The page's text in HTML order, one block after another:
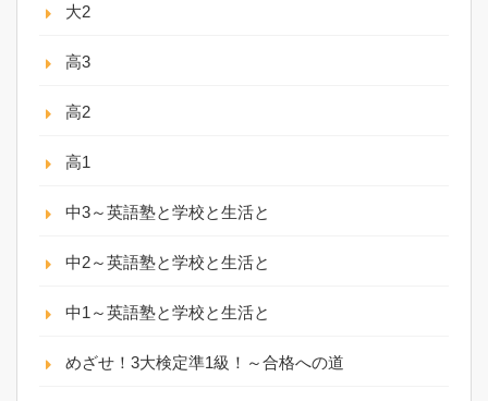
大2
高3
高2
高1
中3～英語塾と学校と生活と
中2～英語塾と学校と生活と
中1～英語塾と学校と生活と
めざせ！3大検定準1級！～合格への道